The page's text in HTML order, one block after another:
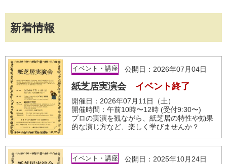
新着情報
イベント・講座 公開日：2026年07月04日
紙芝居実演会 イベント終了
開催日：2026年07月11日（土）
開催時間：午前10時〜12時 (受付9:30〜)
プロの実演を観ながら、紙芝居の特性や効果
的な演じ方など、楽しく学びませんか？
イベント・講座 公開日：2025年10月24日